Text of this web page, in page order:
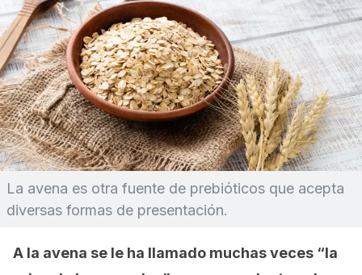
La avena es otra fuente de prebióticos que acepta
diversas formas de presentación.
A la avena se le ha llamado muchas veces “la